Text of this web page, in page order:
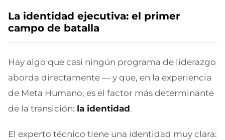
La identidad ejecutiva: el primer
campo de batalla
Hay algo que casi ningún programa de liderazgo
aborda directamente — y que, en la experiencia
de Meta Humano, es el factor más determinante
de la transición: la identidad.
El experto técnico tiene una identidad muy clara: